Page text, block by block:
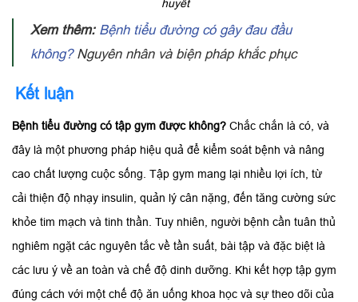
huyết
Xem thêm: Bệnh tiểu đường có gây đau đầu
không?Nguyên nhân và biện pháp khắc phục
Kết luận
Bệnh tiểu đường có tập gym được không? Chắc chắn là có, và
đây là một phương pháp hiệu quả để kiểm soát bệnh và nâng
cao chất lượng cuộc sống. Tập gym mang lại nhiều lợi ích, từ
cải thiện độ nhạy insulin, quản lý cân nặng, đến tăng cường sức
khỏe tim mạch và tinh thần. Tuy nhiên, người bệnh cần tuân thủ
nghiêm ngặt các nguyên tắc về tần suất, bài tập và đặc biệt là
các lưu ý về an toàn và chế độ dinh dưỡng. Khi kết hợp tập gym
đúng cách với một chế độ ăn uống khoa học và sự theo dõi của